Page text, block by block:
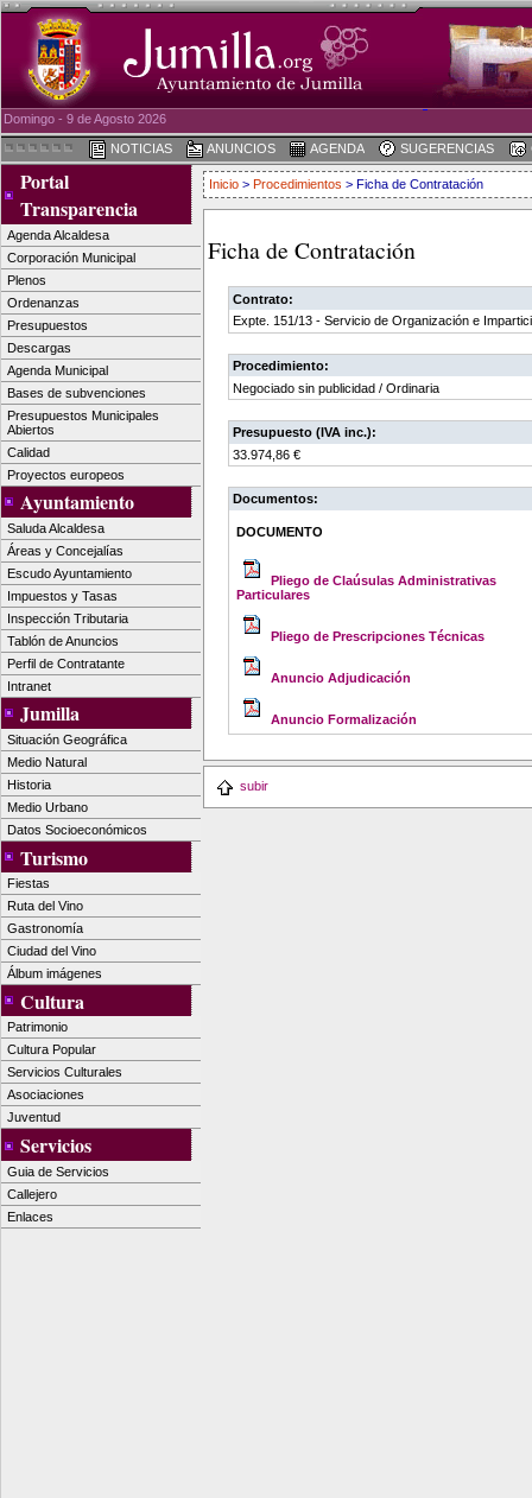
Domingo - 9 de Agosto 2026
NOTICIAS ANUNCIOS AGENDA SUGERENCIAS
Portal
Transparencia
Agenda Alcaldesa
Corporación Municipal
Plenos
Ordenanzas
Presupuestos
Descargas
Agenda Municipal
Bases de subvenciones
Presupuestos Municipales
Abiertos
Calidad
Proyectos europeos
Ayuntamiento
Saluda Alcaldesa
Áreas y Concejalías
Escudo Ayuntamiento
Impuestos y Tasas
Inspección Tributaria
Tablón de Anuncios
Perfil de Contratante
Intranet
Jumilla
Situación Geográfica
Medio Natural
Historia
Medio Urbano
Datos Socioeconómicos
Turismo
Fiestas
Ruta del Vino
Gastronomía
Ciudad del Vino
Álbum imágenes
Cultura
Patrimonio
Cultura Popular
Servicios Culturales
Asociaciones
Juventud
Servicios
Guia de Servicios
Callejero
Enlaces
Inicio > Procedimientos > Ficha de Contratación
Ficha de Contratación
Contrato:
Expte. 151/13 - Servicio de Organización e
Procedimiento:
Negociado sin publicidad / Ordinaria
Presupuesto (IVA inc.):
33.974,86 €
Documentos:
DOCUMENTO
Pliego de Claúsulas Administrativas
Particulares
Pliego de Prescripciones Técnicas
Anuncio Adjudicación
Anuncio Formalización
subir